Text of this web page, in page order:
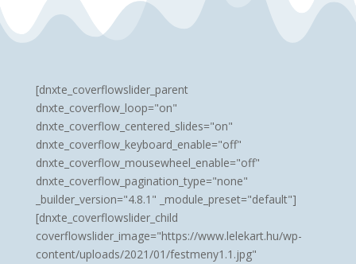
[dnxte_coverflowslider_parent
dnxte_coverflow_loop="on"
dnxte_coverflow_centered_slides="on"
dnxte_coverflow_keyboard_enable="off"
dnxte_coverflow_mousewheel_enable="off"
dnxte_coverflow_pagination_type="none"
_builder_version="4.8.1" _module_preset="default"]
[dnxte_coverflowslider_child
coverflowslider_image="https://www.lelekart.hu/wp-
content/uploads/2021/01/festmeny1.1.jpg"